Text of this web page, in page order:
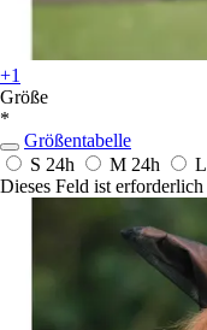
+1
Größe
*
Größentabelle
S 24h M 24h L
Dieses Feld ist erforderlich